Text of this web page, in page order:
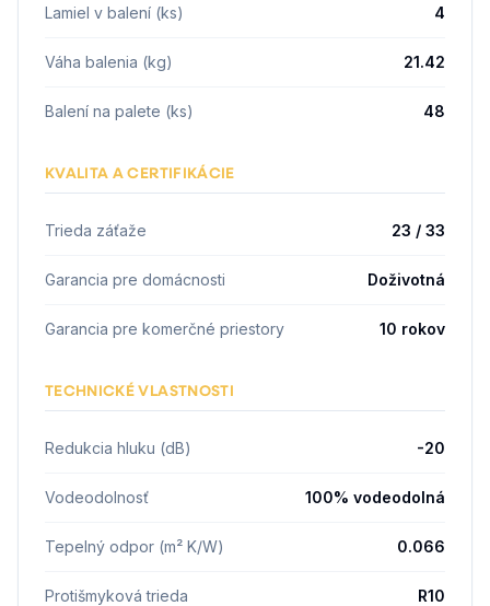
Lamiel v balení (ks) 4
Váha balenia (kg) 21.42
Balení na palete (ks) 48
KVALITA A CERTIFIKÁCIE
Trieda záťaže 23 / 33
Garancia pre domácnosti Doživotná
Garancia pre komerčné priestory 10 rokov
TECHNICKÉ VLASTNOSTI
Redukcia hluku (dB) -20
Vodeodolnosť 100% vodeodolná
Tepelný odpor (m² K/W) 0.066
Protišmyková trieda R10